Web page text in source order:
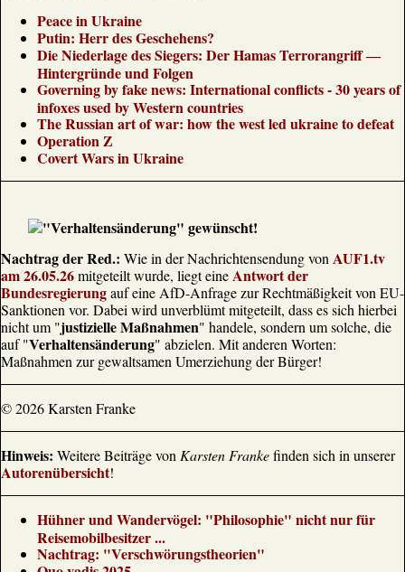
Peace in Ukraine
Putin: Herr des Geschehens?
Die Niederlage des Siegers: Der Hamas Terrorangriff ―
Hintergründe und Folgen
Governing by fake news: International conflicts - 30 years of
infoxes used by Western countries
The Russian art of war: how the west led ukraine to defeat
Operation Z
Covert Wars in Ukraine
Nachtrag der Red.: Wie in der Nachrichtensendung von AUF1.tv
am 26.05.26mitgeteilt wurde, liegt eineAntwort der
Bundesregierungauf eine AfD-Anfrage zur Rechtmäßigkeit von EU-
Sanktionen vor. Dabei wird unverblümt mitgeteilt, dass es sich hierbei
nicht um "justizielle Maßnahmen" handele, sondern um solche, die
auf "Verhaltensänderung" abzielen. Mit anderen Worten:
Maßnahmen zur gewaltsamen Umerziehung der Bürger!
© 2026 Karsten Franke
Hinweis: Weitere Beiträge von Karsten Frankefinden sich in unserer
Autorenübersicht!
Hühner und Wandervögel: "Philosophie" nicht nur für
Reisemobilbesitzer ...
Nachtrag: "Verschwörungstheorien"